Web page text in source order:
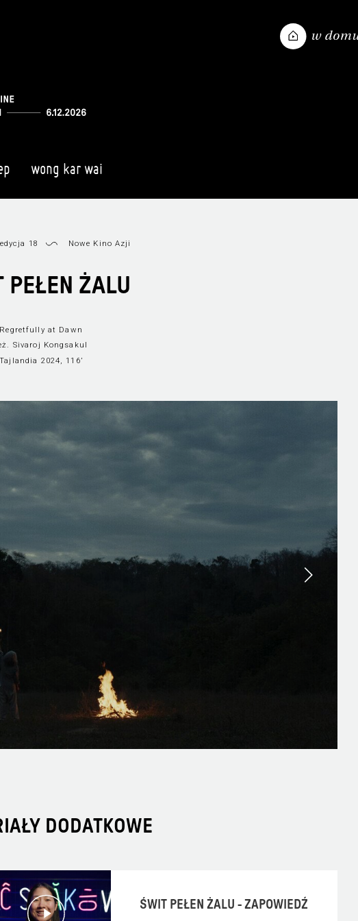
wong kar wai
18 Nowe Kino Azji
PEŁEN ŻALU
Regretfully at Dawn
Sivaroj Kongsakul
Tajlandia 2024, 116’
DODATKOWE
ŚWIT PEŁEN ŻALU - ZAPOWIEDŹ